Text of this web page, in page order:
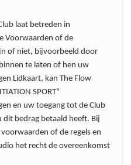
laat betreden in
Voorwaarden of de
of niet, bijvoorbeeld door
te laten of hen uw
Lidkaart, kan The Flow
SPORT"
en uw toegang tot de Club
bedrag betaald heeft. Bij
of de regels en
het recht de overeenkomst